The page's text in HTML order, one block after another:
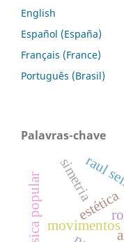
English
Español (España)
Français (France)
Português (Brasil)
Palavras-chave
movimentos
estética
raul
música popular simetria